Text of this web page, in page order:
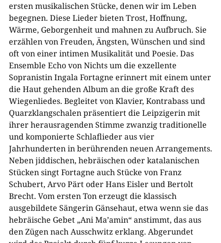
ersten musikalischen Stücke, denen wir im Leben
begegnen. Diese Lieder bieten Trost, Hoffnung,
Wärme, Geborgenheit und mahnen zu Aufbruch. Sie
erzählen von Freuden, Ängsten, Wünschen und sind
oft von einer intimen Musikalität und Poesie. Das
Ensemble Echo von Nichts um die exzellente
Sopranistin Ingala Fortagne erinnert mit einem unter
die Haut gehenden Album an die große Kraft des
Wiegenliedes. Begleitet von Klavier, Kontrabass und
Quarzklangschalen präsentiert die Leipzigerin mit
ihrer herausragenden Stimme zwanzig traditionelle
und komponierte Schlaflieder aus vier
Jahrhunderten in berührenden neuen Arrangements.
Neben jiddischen, hebräischen oder katalanischen
Stücken singt Fortagne auch Stücke von Franz
Schubert, Arvo Pärt oder Hans Eisler und Bertolt
Brecht. Vom ersten Ton erzeugt die klassisch
ausgebildete Sängerin Gänsehaut, etwa wenn sie das
hebräische Gebet „Ani Ma’amin“ anstimmt, das aus
den Zügen nach Ausschwitz erklang. Abgerundet